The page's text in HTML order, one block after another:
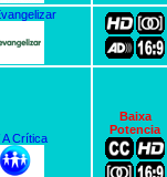
A Crítica
Baixa
Potencia